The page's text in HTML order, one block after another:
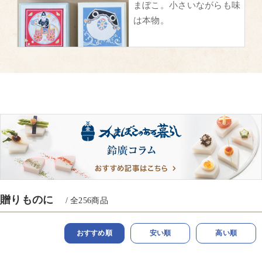
まぼこ。小さいながらも味
は本物。
贈りものに / 全256商品
おすすめ順 安い順 高い順